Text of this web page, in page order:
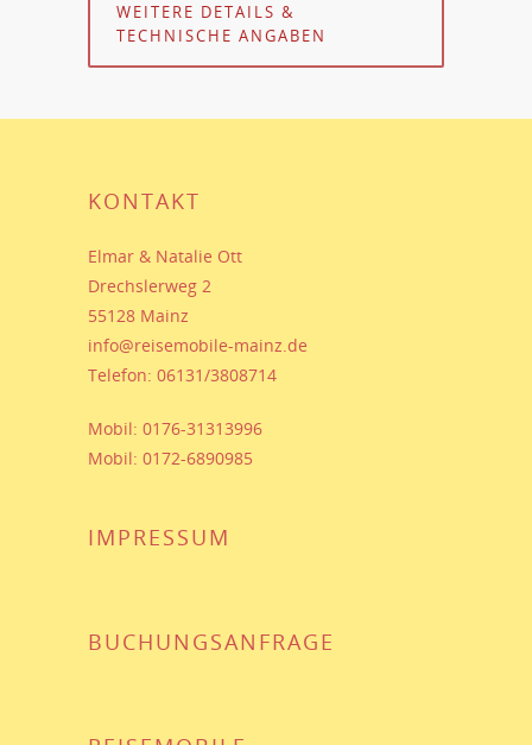
WEITERE DETAILS &
TECHNISCHE ANGABEN
KONTAKT
Elmar & Natalie Ott
Drechslerweg 2
55128 Mainz
info@reisemobile-mainz.de
Telefon: 06131/3808714
Mobil: 0176-31313996
Mobil: 0172-6890985
IMPRESSUM
BUCHUNGSANFRAGE